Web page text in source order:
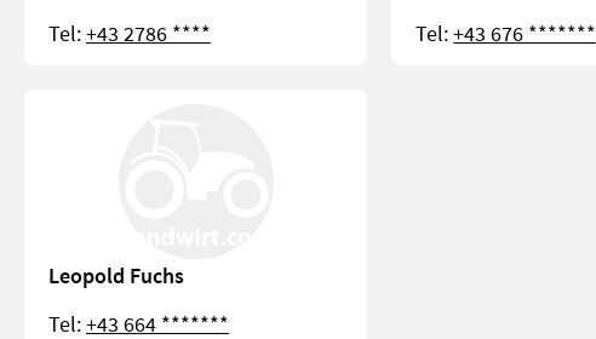
Tel:+43 2786 ****
Tel:+43 676 *******
Leopold Fuchs
Tel:+43 664 *******